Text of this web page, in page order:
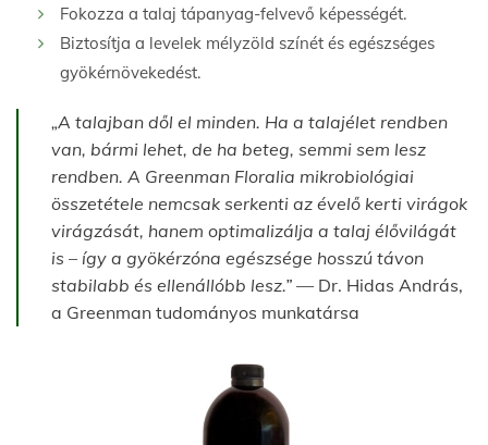
Fokozza a talaj tápanyag-felvevő képességét.
Biztosítja a levelek mélyzöld színét és egészséges
gyökérnövekedést.
„A talajban dől el minden. Ha a talajélet rendben
van, bármi lehet, de ha beteg, semmi sem lesz
rendben. A Greenman Floralia mikrobiológiai
összetétele nemcsak serkenti az évelő kerti virágok
virágzását, hanem optimalizálja a talaj élővilágát
is – így a gyökérzóna egészsége hosszú távon
stabilabb és ellenállóbb lesz.” — Dr. Hidas András,
a Greenman tudományos munkatársa